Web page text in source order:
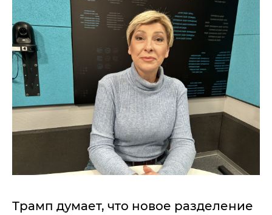
Трамп думает, что новое разделение